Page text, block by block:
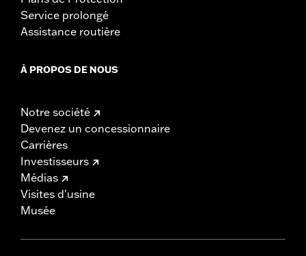
Service prolongé
Assistance routière
À PROPOS DE NOUS
Notre société
Devenez un concessionnaire
Carrières
Investisseurs
Médias
Visites d'usine
Musée